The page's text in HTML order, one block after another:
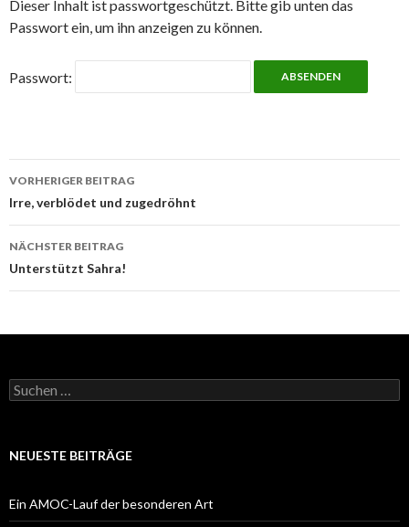
Dieser Inhalt ist passwortgeschützt. Bitte gib unten das
Passwort ein, um ihn anzeigen zu können.
Passwort:
Beitrags-
Navigation
VORHERIGER BEITRAG
Irre, verblödet und zugedröhnt
NÄCHSTER BEITRAG
Unterstützt Sahra!
Suchen
nach:
NEUESTE BEITRÄGE
Ein AMOC-Lauf der besonderen Art